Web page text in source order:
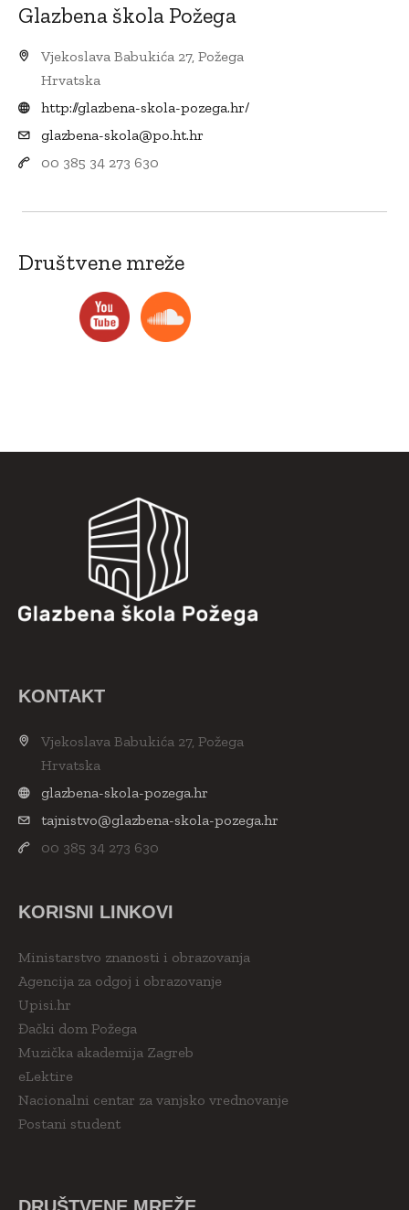
Glazbena škola Požega
Vjekoslava Babukića 27, Požega
Hrvatska
http://glazbena-skola-pozega.hr/
glazbena-skola@po.ht.hr
00 385 34 273 630
Društvene mreže
KONTAKT
Vjekoslava Babukića 27, Požega
Hrvatska
glazbena-skola-pozega.hr
tajnistvo@glazbena-skola-pozega.hr
00 385 34 273 630
KORISNI LINKOVI
Ministarstvo znanosti i obrazovanja
Agencija za odgoj i obrazovanje
Upisi.hr
Đački dom Požega
Muzička akademija Zagreb
eLektire
Nacionalni centar za vanjsko vrednovanje
Postani student